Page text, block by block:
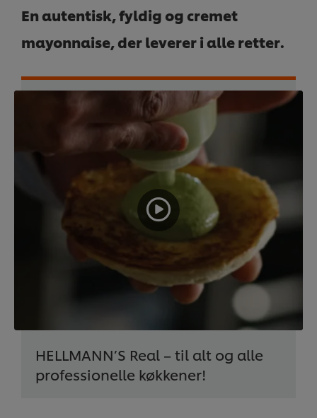
En autentisk, fyldig og cremet
mayonnaise, der leverer i alle retter.
HELLMANN’S Real – til alt og alle
professionelle køkkener!